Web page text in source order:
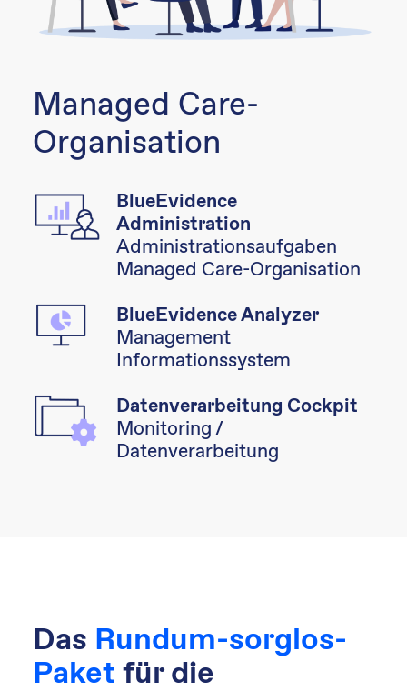
Managed Care-
Organisation
BlueEvidence
Administration
Administrationsaufgaben
Managed Care-Organisation
BlueEvidence Analyzer
Management
Informationssystem
Datenverarbeitung Cockpit
Monitoring /
Datenverarbeitung
Das Rundum-sorglos-
Paket für die